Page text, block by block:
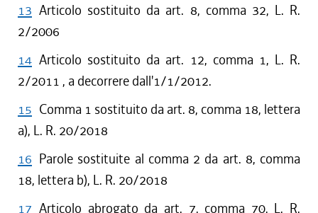
13 Articolo sostituito da art. 8, comma 32, L. R.
2/2006
14 Articolo sostituito da art. 12, comma 1, L. R.
2/2011 , a decorrere dall'1/1/2012.
15 Comma 1 sostituito da art. 8, comma 18, lettera
a), L. R. 20/2018
16 Parole sostituite al comma 2 da art. 8, comma
18, lettera b), L. R. 20/2018
17 Articolo abrogato da art. 7, comma 70, L. R.